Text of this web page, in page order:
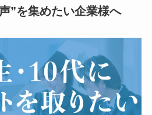
”を集めたい企業様へ